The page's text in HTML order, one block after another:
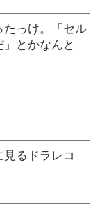
たっけ。「セル
とかなんと
るドラレコ